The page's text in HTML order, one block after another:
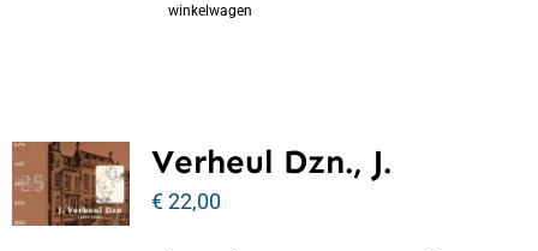
winkelwagen
Verheul Dzn., J.
€22,00